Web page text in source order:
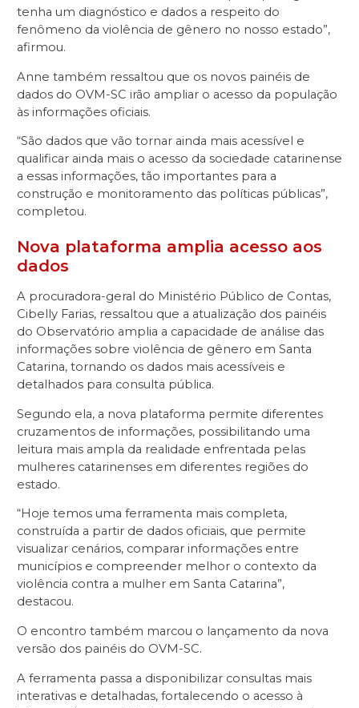
tenha um diagnóstico e dados a respeito do
fenômeno da violência de gênero no nosso estado”,
afirmou.
Anne também ressaltou que os novos painéis de
dados do OVM-SC irão ampliar o acesso da população
às informações oficiais.
“São dados que vão tornar ainda mais acessível e
qualificar ainda mais o acesso da sociedade catarinense
a essas informações, tão importantes para a
construção e monitoramento das políticas públicas”,
completou.
Nova plataforma amplia acesso aos
dados
A procuradora-geral do Ministério Público de Contas,
Cibelly Farias, ressaltou que a atualização dos painéis
do Observatório amplia a capacidade de análise das
informações sobre violência de gênero em Santa
Catarina, tornando os dados mais acessíveis e
detalhados para consulta pública.
Segundo ela, a nova plataforma permite diferentes
cruzamentos de informações, possibilitando uma
leitura mais ampla da realidade enfrentada pelas
mulheres catarinenses em diferentes regiões do
estado.
“Hoje temos uma ferramenta mais completa,
construída a partir de dados oficiais, que permite
visualizar cenários, comparar informações entre
municípios e compreender melhor o contexto da
violência contra a mulher em Santa Catarina”,
destacou.
O encontro também marcou o lançamento da nova
versão dos painéis do OVM-SC.
A ferramenta passa a disponibilizar consultas mais
interativas e detalhadas, fortalecendo o acesso à